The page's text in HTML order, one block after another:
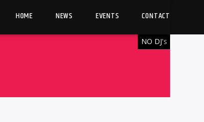
HOME NEWS EVENTS CONTACT
NO DJ'S